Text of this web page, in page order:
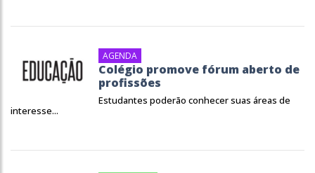
AGENDA
Colégio promove fórum aberto de
profissões
Estudantes poderão conhecer suas áreas de
interesse...